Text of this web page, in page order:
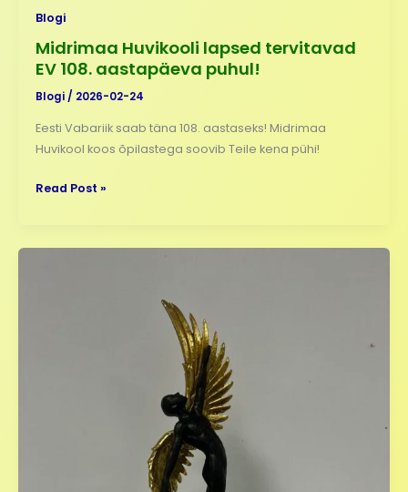
Blogi
Midrimaa Huvikooli lapsed tervitavad
EV 108. aastapäeva puhul!
Blogi/ 2026-02-24
Eesti Vabariik saab täna 108. aastaseks! Midrimaa
Huvikool koos õpilastega soovib Teile kena pühi!
Read Post »